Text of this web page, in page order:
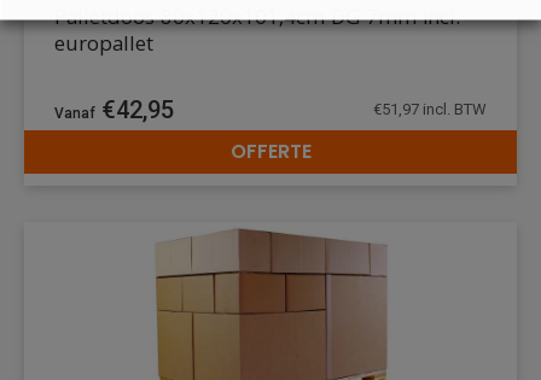
DETAILS
Palletdoos 80x120x101,4cm DG 7mm incl.
europallet
€42,95 €51,97 incl. BTW
OFFERTE